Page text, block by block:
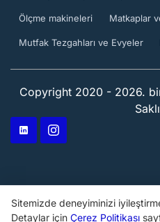
Ölçme makineleri Matkaplar
Mutfak Tezgahları ve Evyeler
Copyright 2020 - 2026.
Sitemizde deneyiminizi
Detaylar için Çerez Politikası